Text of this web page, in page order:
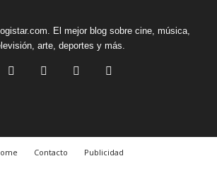
El mejor blog sobre cine, música,
arte, deportes y más.
Contacto Publicidad